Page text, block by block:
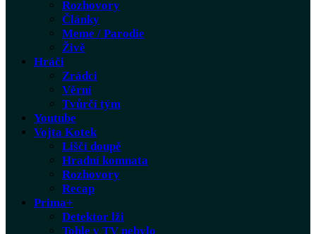
Rozhovory
Články
Meme / Parodie
Živě
Hráči
Zrádci
Věrní
Tvůrčí tým
Youtube
Vojta Kotek
Liščí doupě
Hradní komnata
Rozhovory
Recap
Prima+
Detektor lži
Tohle v TV nebylo